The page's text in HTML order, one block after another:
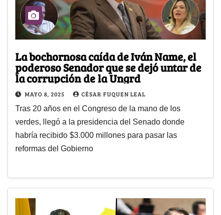
La bochornosa caída de Iván Name, el
poderoso Senador que se dejó untar de
la corrupción de la Ungrd
MAYO 8, 2025 CÉSAR FUQUEN LEAL
Tras 20 años en el Congreso de la mano de los
verdes, llegó a la presidencia del Senado donde
habría recibido $3.000 millones para pasar las
reformas del Gobierno